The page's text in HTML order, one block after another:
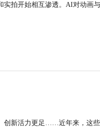
实拍开始相互渗透。AI对动画
创新活力更足……近年来，这